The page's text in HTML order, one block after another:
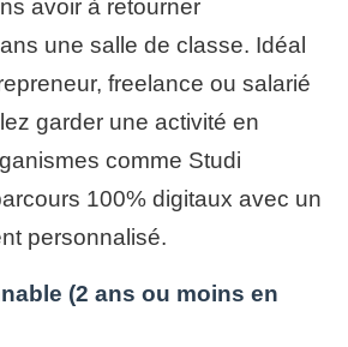
avoir à retourner
une salle de classe. Idéal
freelance ou salarié
garder une activité en
comme Studi
100% digitaux avec un
personnalisé.
(2 ans ou moins en